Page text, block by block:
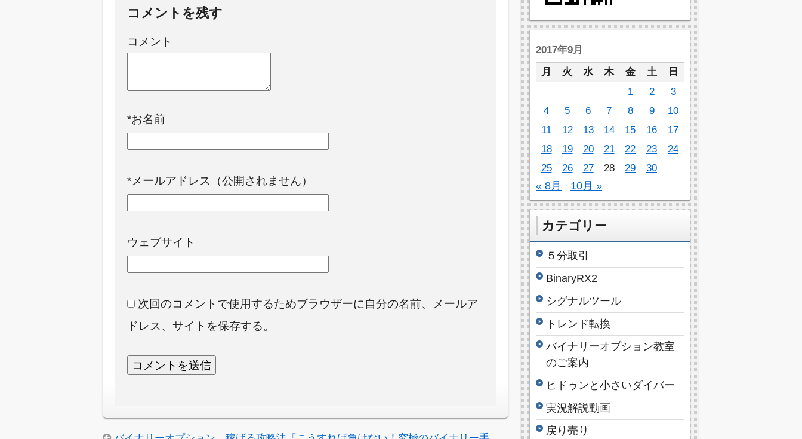
コメントを残す
コメント
*お名前
*メールアドレス（公開されません）
ウェブサイト
次回のコメントで使用するためブラウザーに自分の名前、メールア
ドレス、サイトを保存する。
2017年9月
月
火 水 木 金 土
日
1
2
3
4
5 6 7 8 9
10
11
12 13 14 15 16
17
18
19 20 21 22 23
24
25
26 27 28 29 30
« 8月 10月 »
カテゴリー
５分取引
BinaryRX2
シグナルツール
トレンド転換
バイナリーオプション教室
のご案内
ヒドゥンと小さいダイバー
実況解説動画
戻り売り